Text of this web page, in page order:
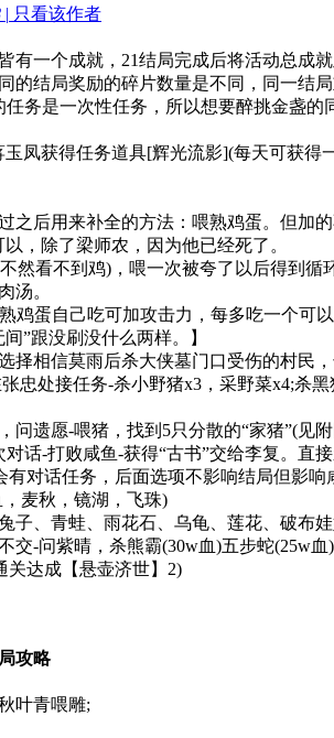
| 只看该作者
一个成就，21结局完成后将活动总成就
结局奖励的碎片数量是不同，同一结局
是一次性任务，所以想要醉挑金盏的
获得任务道具[辉光流影](每天可获得
后用来补全的方法：喂熟鸡蛋。但加的
，除了梁师农，因为他已经死了。
看不到鸡)，喂一次被夸了以后得到循
汤。
蛋自己吃可加攻击力，每多吃一个可以
跟没刷没什么两样。】
相信莫雨后杀大侠墓门口受伤的村民，
处接任务-杀小野猪x3，采野菜x4;杀黑
遗愿-喂猪，找到5只分散的“家猪”(见
-打败咸鱼-获得“古书”交给李复。直接
话任务，后面选项不影响结局但影响
麦秋，镜湖，飞珠)
、青蛙、雨花石、乌龟、莲花、破布娃
-问紫晴，杀熊霸(30w血)五步蛇(25w血
关达成【悬壶济世】2)
攻略
叶青喂雕;